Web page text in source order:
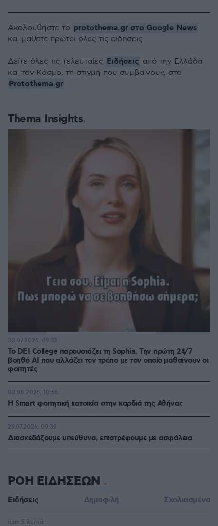
Thema Insights
Το DEI College παρουσιάζει τη Sophia. Την πρώτη 24/7
βοηθό AI που αλλάζει τον τρόπο με τον οποίο μαθαίνουν οι
φοιτητές
30.07.2026, 09:33
Η Smart φοιτητική κατοικία στην καρδιά της Αθήνας
03.08.2026, 10:56
Διασκεδάζουμε υπεύθυνα, επιστρέφουμε με ασφάλεια
29.07.2026, 09:39
Ακολουθήστε το protothema.gr στο Google News
και μάθετε πρώτοι όλες τις ειδήσεις
Δείτε όλες τις τελευταίες Ειδήσεις από την Ελλάδα
και τον Κόσμο, τη στιγμή που συμβαίνουν, στο
Protothema.gr
ΡΟΗ ΕΙΔΗΣΕΩΝ
Ειδήσεις Δημοφιλή Σχολιασμένα
πριν 5 λεπτά